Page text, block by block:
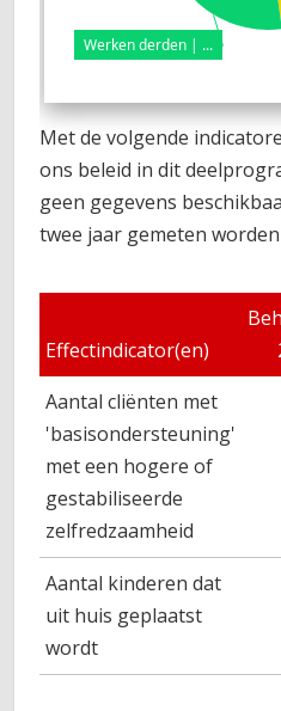
Werken derden | ...
Met de volgende
ons beleid in dit
geen gegevens
twee jaar gemeten
Effectindicator(en)
Aantal cliënten met
'basisondersteuning'
met een hogere of
gestabiliseerde
zelfredzaamheid
Aantal kinderen dat
uit huis geplaatst
wordt